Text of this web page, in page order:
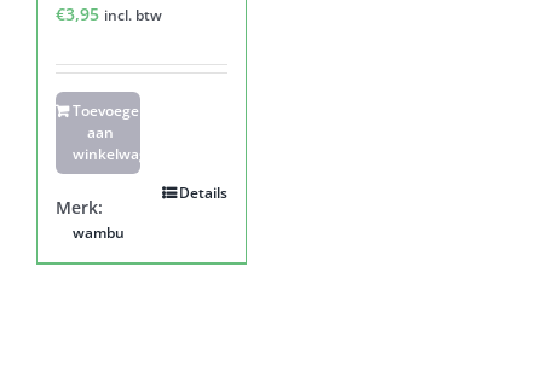
€3,95 incl. btw
Toevoegen
aan
winkelwagen
Details
Merk:
wambu